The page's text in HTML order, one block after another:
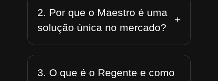
2. Por que o Maestro é uma
solução única no mercado?
+
3. O que é o Regente e como